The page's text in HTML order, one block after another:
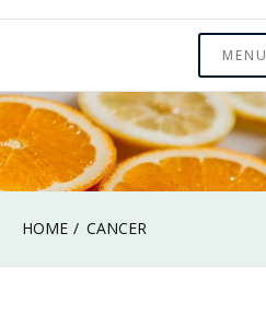
MENU
HOME CANCER